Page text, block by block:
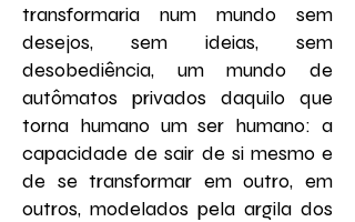
transformaria num mundo sem
desejos, sem ideias, sem
desobediência, um mundo de
autômatos privados daquilo que
torna humano um ser humano: a
capacidade de sair de si mesmo e
de se transformar em outro, em
outros, modelados pela argila dos